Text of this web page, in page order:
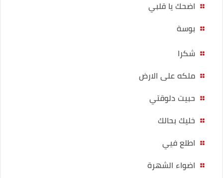
اضحك يا قلبي
بوسة
شكرا
ملكه على الارض
حبيت دلوقتي
خليك بحالك
اطلع فيي
اضواء الشهرة